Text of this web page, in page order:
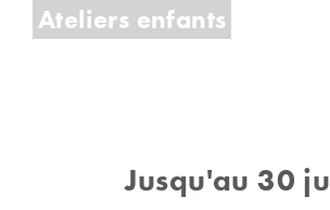
Ateliers enfants
Jusqu'au 30